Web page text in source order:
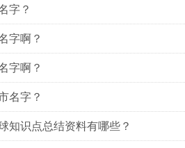
字？
字啊？
字啊？
名字？
知识点总结资料有哪些？